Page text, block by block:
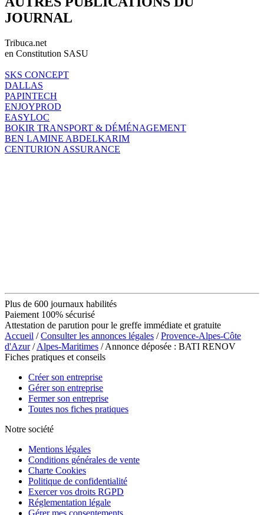
JOURNAL
Tribuca.net
en Constitution SASU
SKS CONCEPT
DALLAS
PAPINTECH
ENJOYPROD
EASYLOC
BOKIR TRANSPORT & DÉMÉNAGEMENT
BEN LAMINE ABDELKARIM
CENTURION ASSURANCE
Plus de 600 journaux habilités
Paiement 100% sécurisé
Attestation de parution pour le greffe immédiate et gratuite
Accueil /Consulter les annonces légales /Provence-Alpes-Côte
d'Azur/Alpes-Maritimes / Annonce déposée : BATI RENOV
Fiches pratiques et conseils
Créer son entreprise
Gérer son entreprise
Fermer son entreprise
Toutes nos fiches pratiques
Notre société
Mentions légales
Conditions générales de vente
Charte Cookies
Politique de confidentialité
Exercer vos droits RGPD
Réglementation légale
Gérer mes consentements